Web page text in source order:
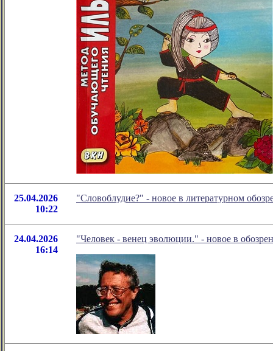
25.04.2026
10:22
"Словоблудие?" - новое в литературном
24.04.2026
16:14
"Человек - венец эволюции." - новое в